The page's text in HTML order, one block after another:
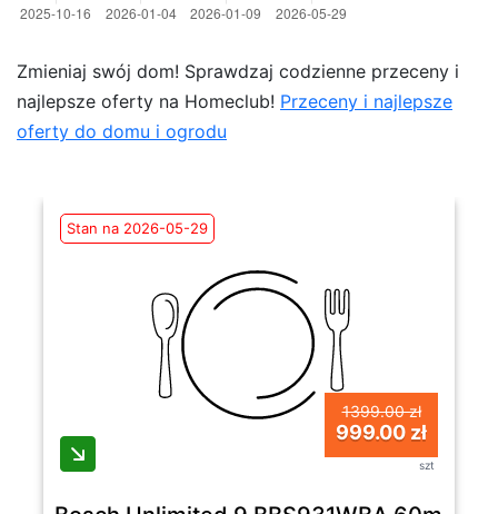
Zmieniaj swój dom! Sprawdzaj codzienne przeceny i
najlepsze oferty na Homeclub! Przeceny i najlepsze
oferty do domu i ogrodu
Stan na 2026-05-29
1399.00 zł
999.00 zł
szt